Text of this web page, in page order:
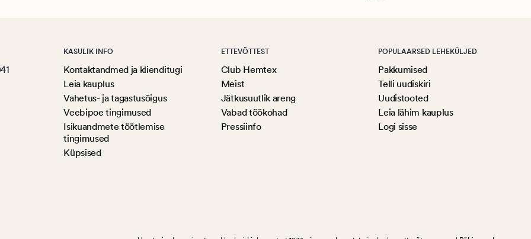
KASULIK INFO
Kontaktandmed ja klienditugi
Leia kauplus
Vahetus- ja tagastusõigus
Veebipoe tingimused
Isikuandmete töötlemise
tingimused
Küpsised
ETTEVÕTTEST
Club Hemtex
Meist
Jätkusuutlik areng
Vabad töökohad
Pressiinfo
POPULAARSED LEHEKÜLJED
Pakkumised
Telli uudiskiri
Uudistooted
Leia lähim kauplus
Logi sisse